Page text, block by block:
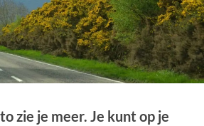
zie je meer. Je kunt op je